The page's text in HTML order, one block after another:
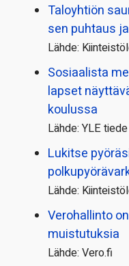
Taloyhtiön
sen puhtaus
Lähde:
Sosiaalista
lapset
koulussa
Lähde: YLE tiede
Lukitse
Lähde:
Verohallinto
muistutuksia
Lähde: Vero.fi